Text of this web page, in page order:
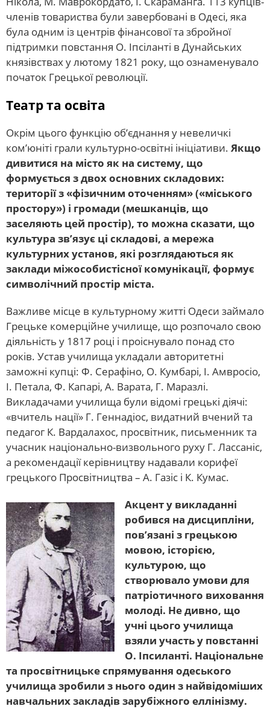
членів товариства були завербовані в Одесі, яка
була одним із центрів фінансової та збройної
підтримки повстання О. Іпсіланті в Дунайських
князівствах у лютому 1821 року, що ознаменувало
початок Грецької революції.
Театр та освіта
Окрім цього функцію об’єднання у невеличкі
ком’юніті грали культурно-освітні ініціативи. Якщо
дивитися на місто як на систему, що
формується з двох основних складових:
території з «фізичним оточенням» («міського
простору») і громади (мешканців, що
заселяють цей простір), то можна сказати, що
культура зв’язує ці складові, а мережа
культурних установ, які розглядаються як
заклади міжособистісної комунікації, формує
символічний простір міста.
Важливе місце в культурному житті Одеси займало
Грецьке комерційне училище, що розпочало свою
діяльність у 1817 році і проіснувало понад сто
років. Устав училища укладали авторитетні
заможні купці: Ф. Серафіно, О. Кумбарі, І. Амвросіо,
І. Петала, Ф. Капарі, А. Варата, Г. Маразлі.
Викладачами училища були відомі грецькі діячі:
«вчитель нації» Г. Геннадіос, видатний вчений та
педагог К. Вардалахос, просвітник, письменник та
учасник національно-визвольного руху Г. Лассаніс,
а рекомендації керівництву надавали корифеї
грецького Просвітництва – А. Газіс і К. Кумас.
Акцент у викладанні
робився на дисципліни,
пов’язані з грецькою
мовою, історією,
культурою, що
створювало умови для
патріотичного виховання
молоді. Не дивно, що
учні цього училища
взяли участь у повстанні
О. Іпсиланті. Національне
та просвітницьке спрямування одеського
училища зробили з нього один з найвідоміших
навчальних закладів зарубіжного еллінізму.